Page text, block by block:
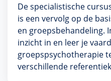
De specialistische
is een vervolg op de
en groepsbehandeling.
inzicht in en leer je
groepspsychotherapie
verschillende